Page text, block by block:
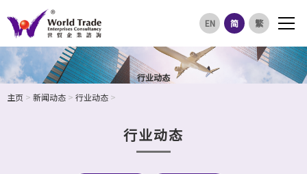
EN 简 繁
行业动态
主页 > 新闻动态 > 行业动态 >
行业动态